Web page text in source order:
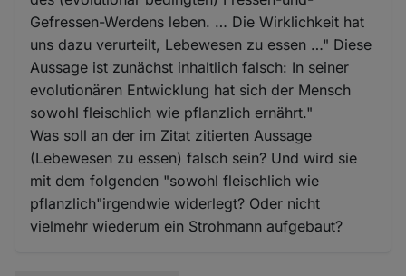
Gefressen-Werdens leben. … Die Wirklichkeit hat
uns dazu verurteilt, Lebewesen zu essen …" Diese
Aussage ist zunächst inhaltlich falsch: In seiner
evolutionären Entwicklung hat sich der Mensch
sowohl fleischlich wie pflanzlich ernährt."
Was soll an der im Zitat zitierten Aussage
(Lebewesen zu essen) falsch sein? Und wird sie
mit dem folgenden "sowohl fleischlich wie
pflanzlich"irgendwie widerlegt? Oder nicht
vielmehr wiederum ein Strohmann aufgebaut?